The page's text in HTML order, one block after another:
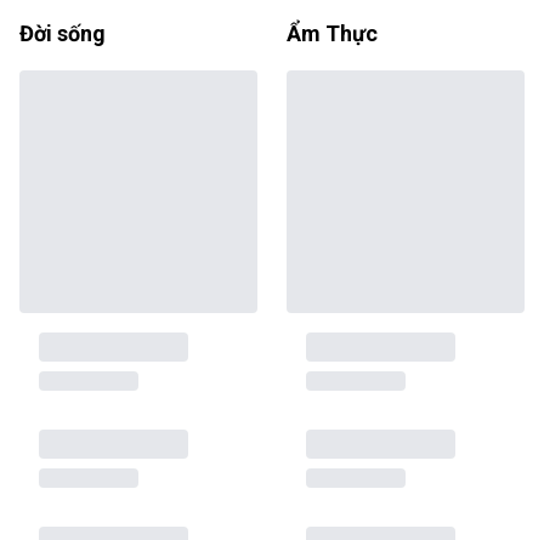
Đời sống Ẩm Thực